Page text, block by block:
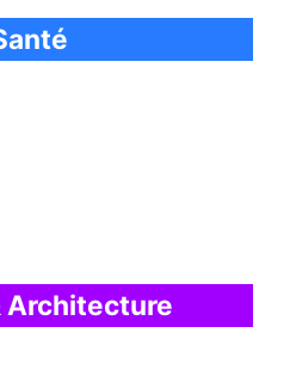
Architecture